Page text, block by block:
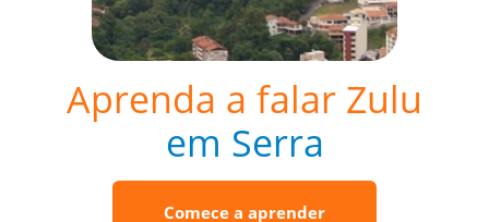
Aprenda a falar Zulu
em Serra
Comece a aprender